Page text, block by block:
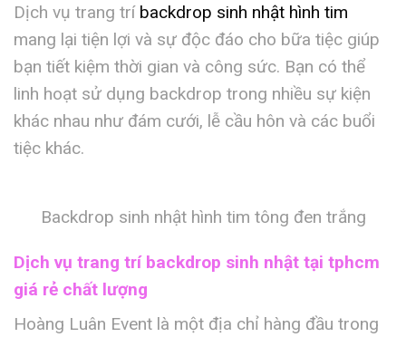
Dịch vụ trang trí backdrop sinh nhật hình tim
mang lại tiện lợi và sự độc đáo cho bữa tiệc giúp
bạn tiết kiệm thời gian và công sức. Bạn có thể
linh hoạt sử dụng backdrop trong nhiều sự kiện
khác nhau như đám cưới, lễ cầu hôn và các buổi
tiệc khác.
Backdrop sinh nhật hình tim tông đen trắng
Dịch vụ trang trí backdrop sinh nhật tại tphcm
giá rẻ chất lượng
Hoàng Luân Event là một địa chỉ hàng đầu trong